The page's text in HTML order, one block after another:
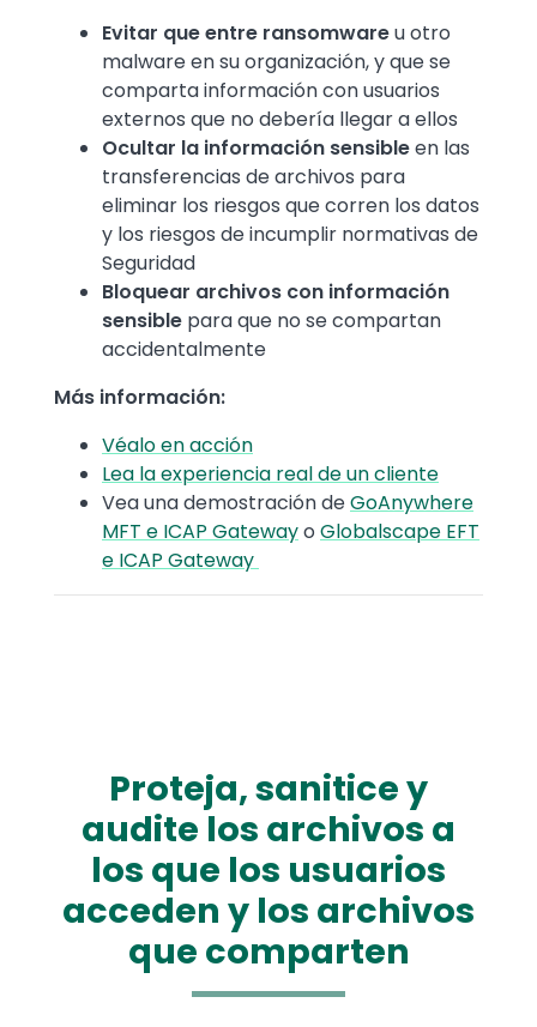
Evitar que entre ransomwareu otro
malware en su organización, y que se
comparta información con usuarios
externos que no debería llegar a ellos
Ocultar la información sensibleen las
transferencias de archivos para
eliminar los riesgos que corren los datos
y los riesgos de incumplir normativas de
Seguridad
Bloquear archivos con información
sensible para que no se compartan
accidentalmente
Más información:
Véalo en acción
Lea la experiencia real de un cliente
Vea una demostración deGoAnywhere
MFT e ICAP Gatewayo Globalscape EFT
e ICAP Gateway
Proteja, sanitice y
audite los archivos a
los que los usuarios
acceden y los archivos
que comparten